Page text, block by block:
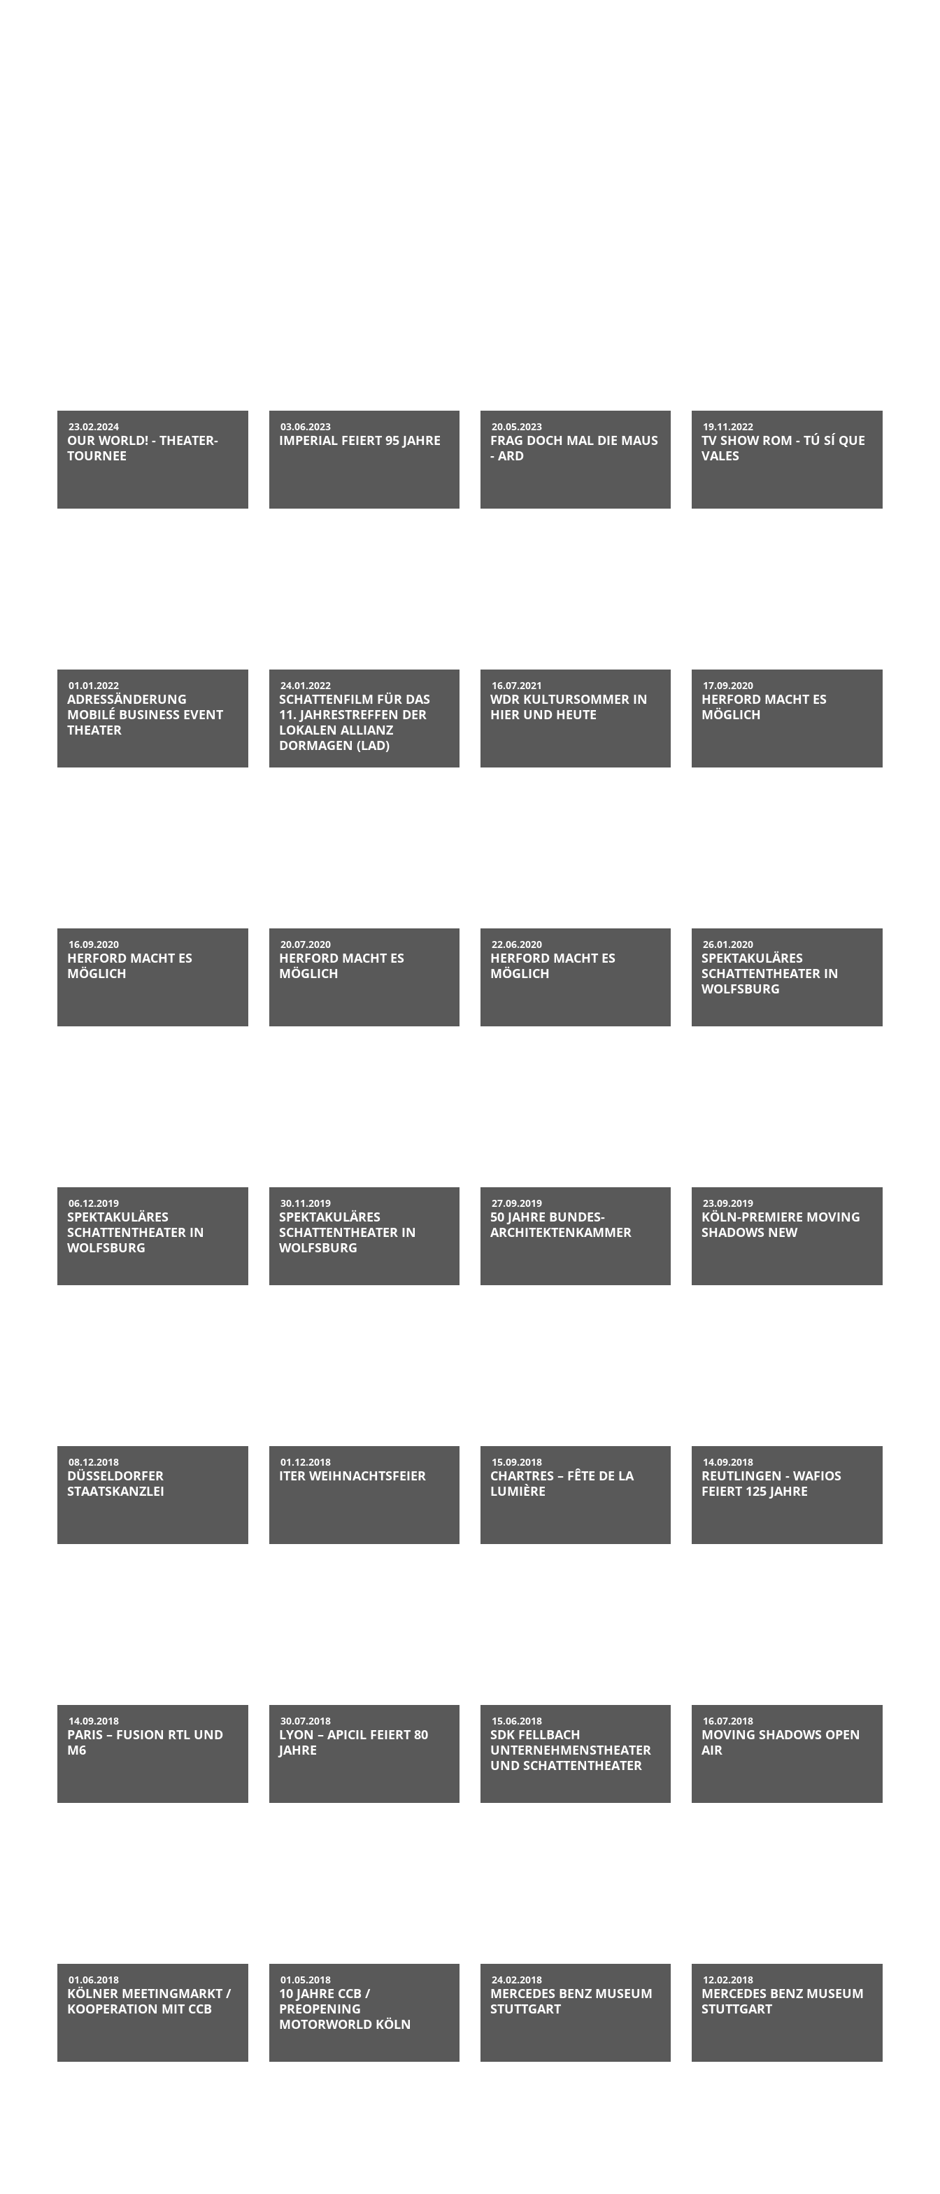
23.02.2024
OUR WORLD! - THEATER-
TOURNEE
03.06.2023
IMPERIAL FEIERT 95 JAHRE
20.05.2023
FRAG DOCH MAL DIE MAUS
- ARD
19.11.2022
TV SHOW ROM - TÚ SÍ QUE
VALES
01.01.2022
ADRESSÄNDERUNG
MOBILÉ BUSINESS EVENT
THEATER
24.01.2022
SCHATTENFILM FÜR DAS
11. JAHRESTREFFEN DER
LOKALEN ALLIANZ
DORMAGEN (LAD)
16.07.2021
WDR KULTURSOMMER IN
HIER UND HEUTE
17.09.2020
HERFORD MACHT ES
MÖGLICH
16.09.2020
HERFORD MACHT ES
MÖGLICH
20.07.2020
HERFORD MACHT ES
MÖGLICH
22.06.2020
HERFORD MACHT ES
MÖGLICH
26.01.2020
SPEKTAKULÄRES
SCHATTENTHEATER IN
WOLFSBURG
06.12.2019
SPEKTAKULÄRES
SCHATTENTHEATER IN
WOLFSBURG
30.11.2019
SPEKTAKULÄRES
SCHATTENTHEATER IN
WOLFSBURG
27.09.2019
50 JAHRE BUNDES­
ARCHITEKTEN­KAMMER
23.09.2019
KÖLN-PREMIERE MOVING
SHADOWS NEW
08.12.2018
DÜSSELDORFER
STAATSKANZLEI
01.12.2018
ITER WEIHNACHTSFEIER
15.09.2018
CHARTRES – FÊTE DE LA
LUMIÈRE
14.09.2018
REUTLINGEN - WAFIOS
FEIERT 125 JAHRE
14.09.2018
PARIS – FUSION RTL UND
M6
30.07.2018
LYON – APICIL FEIERT 80
JAHRE
15.06.2018
SDK FELLBACH
UNTERNEHMENSTHEATER
UND SCHATTENTHEATER
16.07.2018
MOVING SHADOWS OPEN
AIR
01.06.2018
KÖLNER MEETINGMARKT /
KOOPERATION MIT CCB
01.05.2018
10 JAHRE CCB /
PREOPENING
MOTORWORLD KÖLN
24.02.2018
MERCEDES BENZ MUSEUM
STUTTGART
12.02.2018
MERCEDES BENZ MUSEUM
STUTTGART